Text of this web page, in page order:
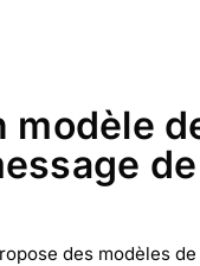
modèle
des modèles